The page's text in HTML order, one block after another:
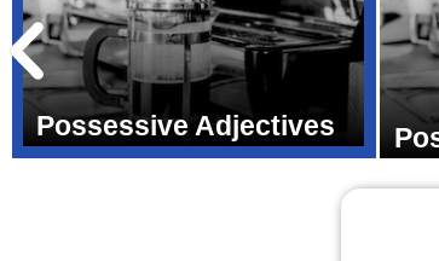
Possessive Adjectives